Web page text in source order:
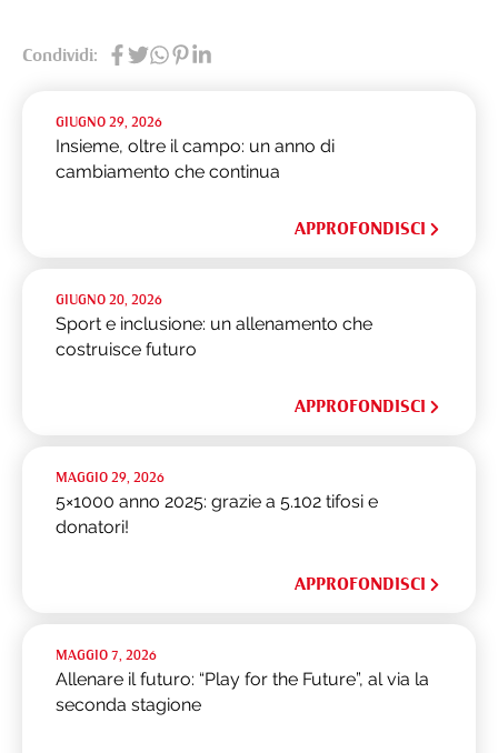
Condividi:
GIUGNO 29, 2026
Insieme, oltre il campo: un anno di
cambiamento che continua
APPROFONDISCI
GIUGNO 20, 2026
Sport e inclusione: un allenamento che
costruisce futuro
APPROFONDISCI
MAGGIO 29, 2026
5×1000 anno 2025: grazie a 5.102 tifosi e
donatori!
APPROFONDISCI
MAGGIO 7, 2026
Allenare il futuro: “Play for the Future”, al via la
seconda stagione